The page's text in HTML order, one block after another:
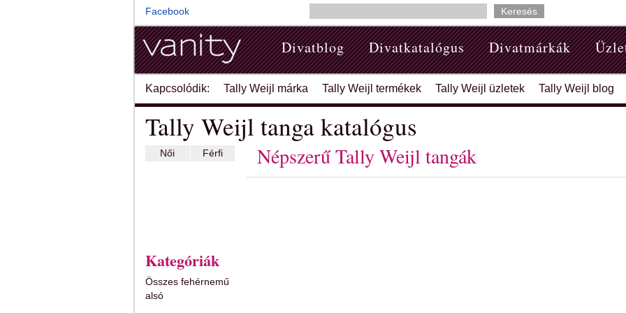
Facebook
Divatblog Divatkatalógus Divatmárkák
Kapcsolódik: Tally Weijl márka Tally Weijl termékek Tally Weijl üzletek Tally Weijl blog
Tally Weijl tanga katalógus
Női Férfi
Kategóriák
Összes fehérnemű
alsó
Népszerű Tally Weijl tangák